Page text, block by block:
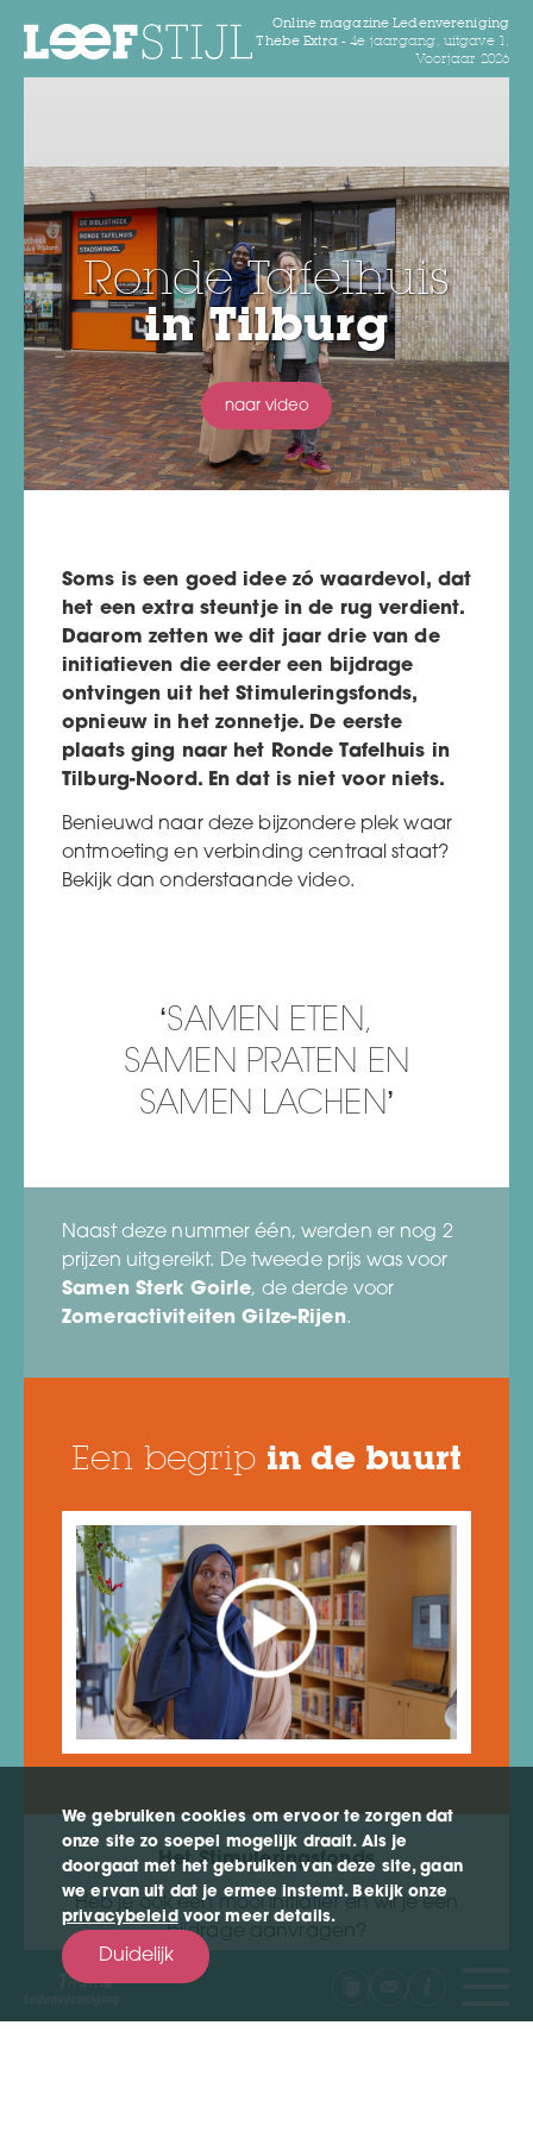
Online magazine Ledenvereniging
Thebe Extra -4e jaargang, uitgave 1,
Voorjaar 2026
Ronde Tafelhuis
in Tilburg
naar video
Soms is een goed idee zó waardevol, dat
het een extra steuntje in de rug verdient.
Daarom zetten we dit jaar drie van de
initiatieven die eerder een bijdrage
ontvingen uit het Stimuleringsfonds,
opnieuw in het zonnetje. De eerste
plaats ging naar het Ronde Tafelhuis in
Tilburg-Noord. En dat is niet voor niets.
Benieuwd naar deze bijzondere plek waar
ontmoeting en verbinding centraal staat?
Bekijk dan onderstaande video.
‘SAMEN ETEN,
SAMEN PRATEN EN
SAMEN LACHEN’
Naast deze nummer één, werden er nog 2
prijzen uitgereikt. De tweede prijs was voor
Samen Sterk Goirle, de derde voor
Zomeractiviteiten Gilze-Rijen.
Een begrip in de buurt
Het Stimuleringsfonds
Heb je ook een mooi initiatief en wil je een
bijdrage aanvragen?
Dat kan via:
extra.nl/stimuleringsfonds
We gebruiken cookies om ervoor te zorgen dat
onze site zo soepel mogelijk draait. Als je
doorgaat met het gebruiken van deze site, gaan
we ervan uit dat je ermee instemt. Bekijk onze
privacybeleid voor meer details.
Duidelijk